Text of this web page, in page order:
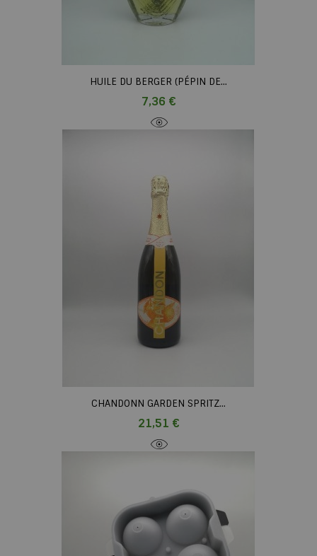
HUILE DU BERGER (PÉPIN DE...
7,36 €Prix
CHANDONN GARDEN SPRITZ...
21,51 €Prix